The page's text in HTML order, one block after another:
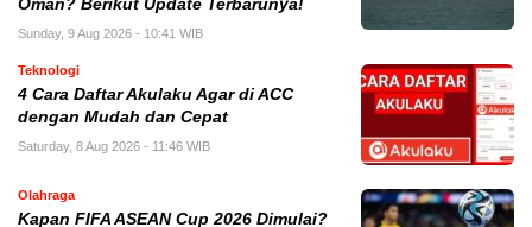
Oman? Berikut Update Terbarunya!
Sunday, 9 Aug 2026 - 10:41 WIB
Teknologi
4 Cara Daftar Akulaku Agar di ACC
dengan Mudah dan Cepat
Saturday, 8 Aug 2026 - 11:46 WIB
Olahraga
Kapan FIFA ASEAN Cup 2026 Dimulai?